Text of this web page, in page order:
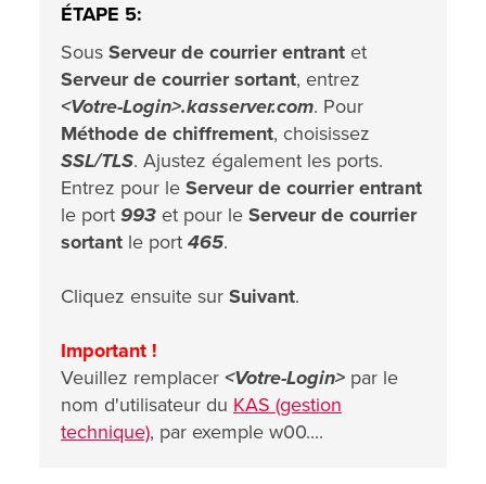
ÉTAPE 5:
Sous Serveur de courrier entrant et
Serveur de courrier sortant, entrez
<Votre-Login>.kasserver.com. Pour
Méthode de chiffrement, choisissez
SSL/TLS. Ajustez également les ports.
Entrez pour le Serveur de courrier entrant
le port 993 et pour le Serveur de courrier
sortant le port 465.
Cliquez ensuite sur Suivant.
Important !
Veuillez remplacer <Votre-Login> par le
nom d'utilisateur du KAS (gestion
technique), par exemple w00....